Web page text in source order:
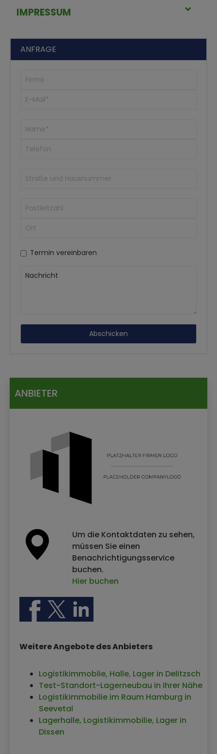
IMPRESSUM
ANFRAGE
Termin vereinbaren
ANBIETER
Um die Kontaktdaten zu sehen,
müssen Sie einen
Benachrichtigungsservice
buchen.
Hier buchen
Weitere Angebote des Anbieters
Logistikimmoblie, Halle, Lager in Delitzsch
Test-Standort-Lagerneubau in Ihrer Nähe
Logistikimmobilie im Raum Hamburg in
Seevetal
Lagerhalle, Logistikimmobilie, Lager in
Dissen